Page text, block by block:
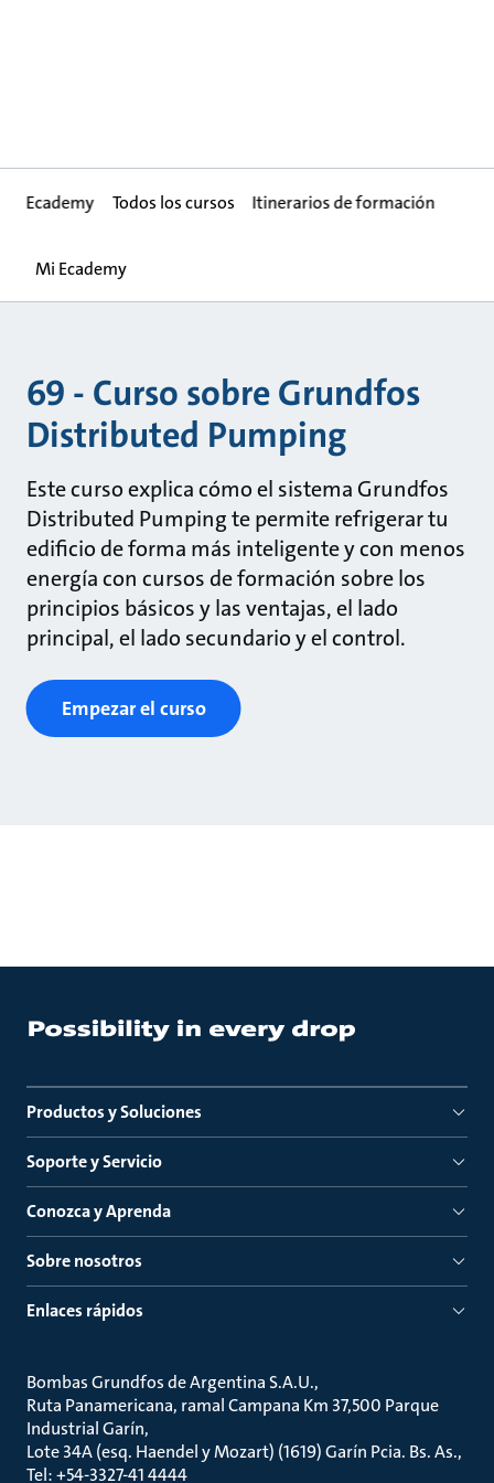
Ecademy Todos los cursos Itinerarios de formación
Mi Ecademy
69 - Curso sobre Grundfos
Distributed Pumping
Este curso explica cómo el sistema Grundfos
Distributed Pumping te permite refrigerar tu
edificio de forma más inteligente y con menos
energía con cursos de formación sobre los
principios básicos y las ventajas, el lado
principal, el lado secundario y el control.
Empezar el curso
Productos y Soluciones
Soporte y Servicio
Conozca y Aprenda
Sobre nosotros
Enlaces rápidos
Bombas Grundfos de Argentina S.A.U.
Ruta Panamericana, ramal Campana Km 37,500 Parque
Industrial Garín
Lote 34A (esq. Haendel y Mozart) (1619) Garín Pcia. Bs. As.
Tel: +54-3327-41 4444